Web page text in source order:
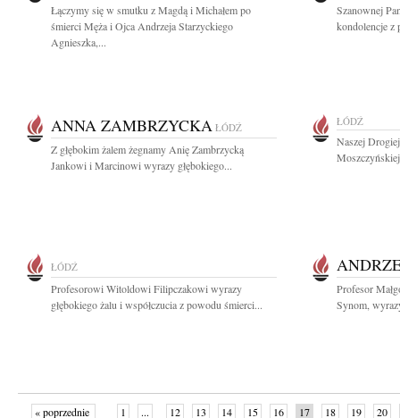
Łączymy się w smutku z Magdą i Michałem po
śmierci Męża i Ojca Andrzeja Starzyckiego
Agnieszka,...
Szanownej
kondolencje z
ANNA ZAMBRZYCKA ŁÓDŹ
Z głębokim żalem żegnamy Anię Zambrzycką
Jankowi i Marcinowi wyrazy głębokiego...
ŁÓDŹ
Naszej
ŁÓDŹ
Profesorowi Witoldowi Filipczakowi wyrazy
głębokiego żalu i współczucia z powodu śmierci...
Profesor
Synom,
« poprzednie 1 ... 12 13 14 15 16 17 18 19 20